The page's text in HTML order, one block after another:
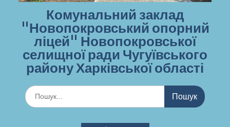
Комунальний заклад
"Новопокровський опорний
ліцей" Новопокровської
селищної ради Чугуївського
району Харківської області
Шукати: